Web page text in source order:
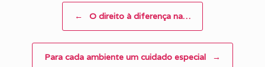
← O direito à diferença na…
Para cada ambiente um cuidado especial →